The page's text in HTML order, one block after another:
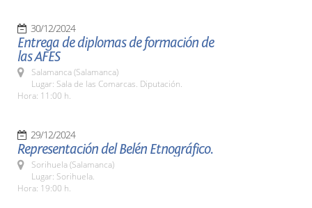
30/12/2024
Entrega de diplomas de formación de
las AFES
Salamanca (Salamanca)
Lugar: Sala de las Comarcas. Diputación.
Hora: 11:00 h.
29/12/2024
Representación del Belén Etnográfico.
Sorihuela (Salamanca)
Lugar: Sorihuela.
Hora: 19:00 h.